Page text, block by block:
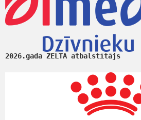
2026.gada ZELTA atbalstītājs